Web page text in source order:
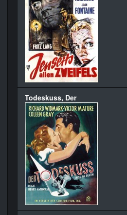
Todeskuss, Der